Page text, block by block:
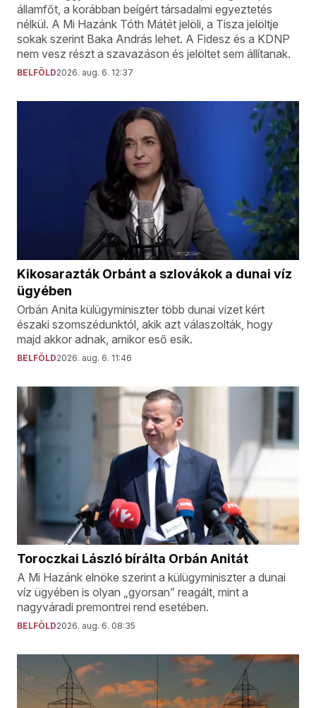
államfőt, a korábban beígért társadalmi egyeztetés
nélkül. A Mi Hazánk Tóth Mátét jelöli, a Tisza jelöltje
sokak szerint Baka András lehet. A Fidesz és a KDNP
nem vesz részt a szavazáson és jelöltet sem állítanak.
BELFÖLD2026. aug. 6. 12:37
Kikosarazták Orbánt a szlovákok a dunai víz
ügyében
Orbán Anita külügyminiszter több dunai vizet kért
északi szomszédunktól, akik azt válaszolták, hogy
majd akkor adnak, amikor eső esik.
BELFÖLD2026. aug. 6. 11:46
Toroczkai László bírálta Orbán Anitát
A Mi Hazánk elnöke szerint a külügyminiszter a dunai
víz ügyében is olyan „gyorsan” reagált, mint a
nagyváradi premontrei rend esetében.
BELFÖLD2026. aug. 6. 08:35